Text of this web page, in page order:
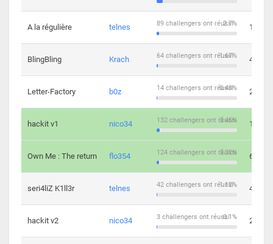
A la régulière telnes 2.7%
89 challengers ont réussi 10
BlingBling Krach 1.67%
64 challengers ont réussi 4
Letter-Factory b0z 0.43%
14 challengers ont réussi 2
hackit v1 nico34 3.45%
132 challengers ont réussi 12
Own Me : The return flo354 3.32%
124 challengers ont réussi 6
seri4liZ K1ll3r telnes 1.12%
42 challengers ont réussi 4
hackit v2 nico34 0.1%
3 challengers ont réussi 2